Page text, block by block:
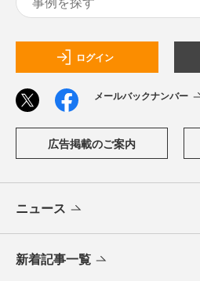
ログイン
メールバックナンバー
広告掲載のご案内
ニュース
新着記事一覧